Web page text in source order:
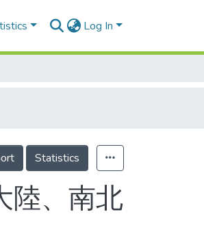
Log In
Statistics
陸、南北